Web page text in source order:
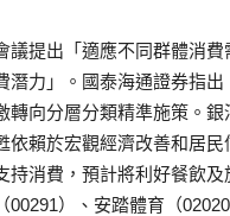
議提出「適應不同群體消費
潛力」。國泰海通證券指出
轉向分層分類精準施策。銀
依賴於宏觀經濟改善和居民
持消費，預計將利好餐飲及
00291）、安踏體育（